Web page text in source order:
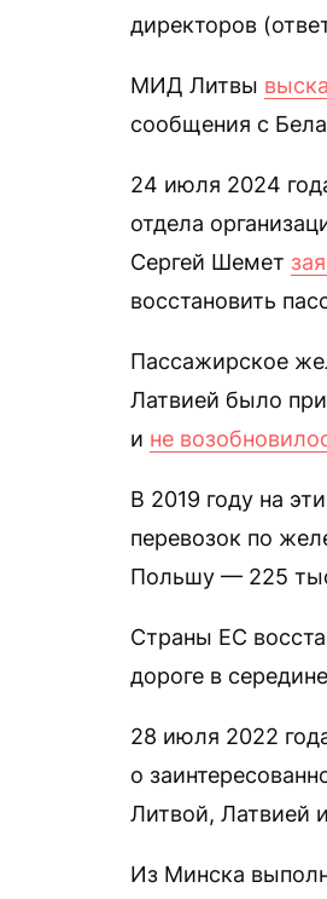
директоров
МИД Литвы
сообщения с
24 июля 2024
отдела
Сергей Шемет
восстановить
Пассажирское
Латвией было
и не
В 2019 году на
перевозок по
Польшу — 225
Страны ЕС
дороге в
28 июля 2022
о
Литвой, Латвией
Из Минска